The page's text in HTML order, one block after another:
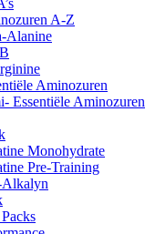
A-Z
Alanine
Aminozuren
Essentiële Aminozuren
Monohydrate
Pre-Training